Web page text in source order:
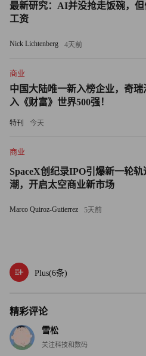
来Figma办公室跟团队一起吃披
开始热火朝天地聊Figma。”
VerityAI研究显示，创始人不再
站，而是越发关注Discord社群
为都是潜在候选人日常活跃的
些社区运转速度更快，也更容易
对特鲁尔而言，即便公司被
招聘模式也能让团队与核心用户
“我们希望未来与智能体协作就
智能体当作专属工程师团队，”
接测试的完整成果。”（财富中文
译者：梁宇
最新研究：AI并没抢走饭碗，但
工资
Nick Lichtenberg 4天前
商业
中国大陆唯一新入榜企业，奇瑞
入《财富》世界500强！
特刊 今天
商业
SpaceX创纪录IPO引爆新一轮轨
潮，开启太空商业新市场
Marco Quiroz-Gutierrez 5天前
Plus(6条)
精彩评论
雪松
关注科技和数码